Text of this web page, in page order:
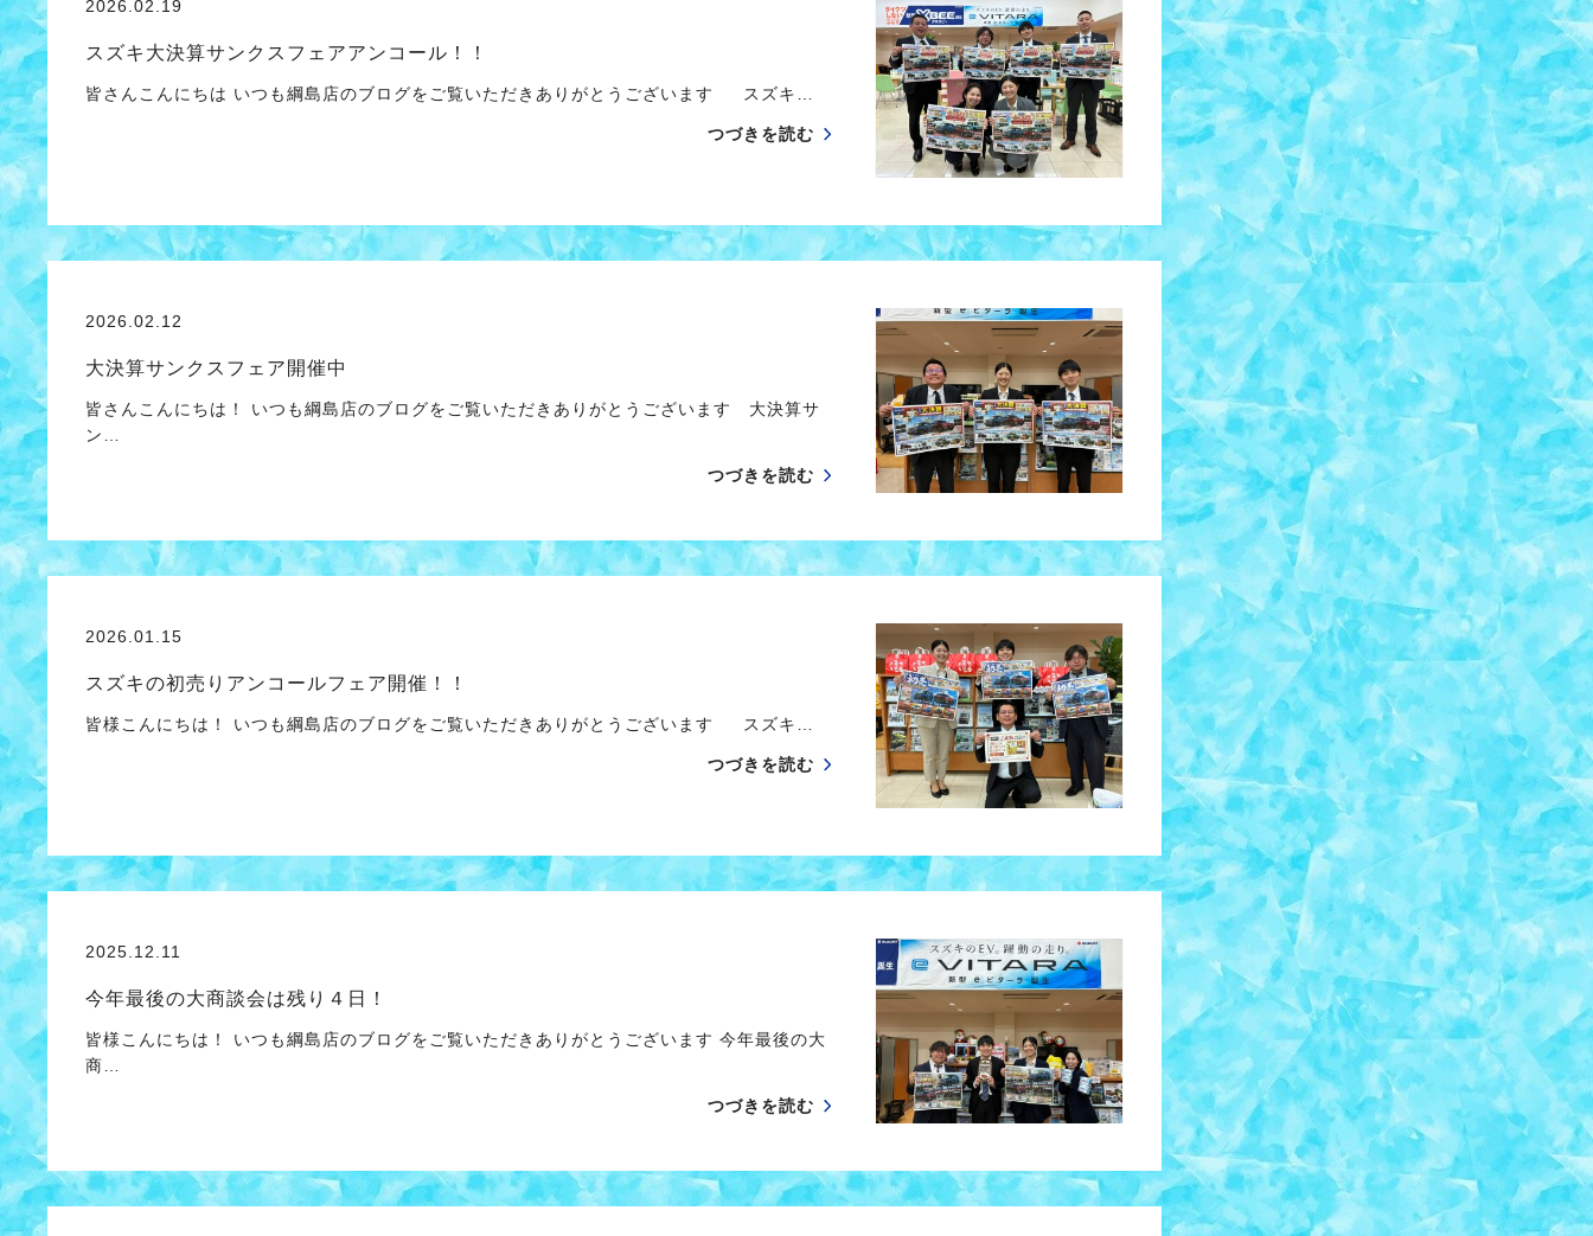
2026.02.19
スズキ大決算サンクスフェアアンコール！！
皆さんこんにちは いつも綱島店のブログをご覧いただきありがとうございます スズキ…
つづきを読む
2026.02.12
大決算サンクスフェア開催中
皆さんこんにちは！ いつも綱島店のブログをご覧いただきありがとうございます 大決算サ
ン…
つづきを読む
2026.01.15
スズキの初売りアンコールフェア開催！！
皆様こんにちは！ いつも綱島店のブログをご覧いただきありがとうございます スズキ…
つづきを読む
2025.12.11
今年最後の大商談会は残り４日！
皆様こんにちは！ いつも綱島店のブログをご覧いただきありがとうございます 今年最後の大
商…
つづきを読む